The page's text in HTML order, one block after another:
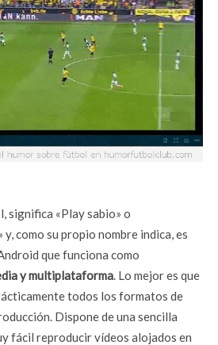
significa «Play sabio» o
como su propio nombre indica, es
que funciona como
y multiplataforma . Lo mejor es que
todos los formatos de
Dispone de una sencilla
fácil reproducir vídeos alojados en